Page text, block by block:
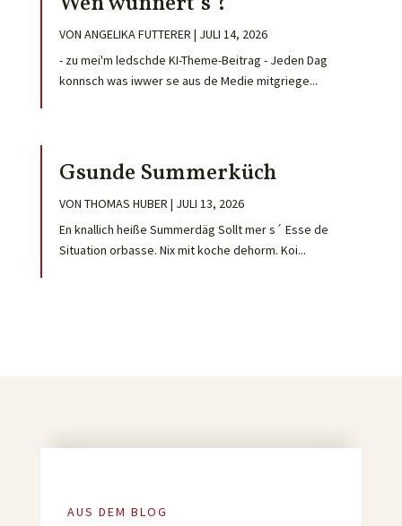
VON ANGELIKA FUTTERER | JULI 14, 2026
- zu mei'm ledschde KI-Theme-Beitrag - Jeden Dag
konnsch was iwwer se aus de Medie mitgriege...
Gsunde Summerküch
VON THOMAS HUBER | JULI 13, 2026
En knallich heiße Summerdäg Sollt mer s´ Esse de
Situation orbasse. Nix mit koche dehorm. Koi...
AUS DEM BLOG